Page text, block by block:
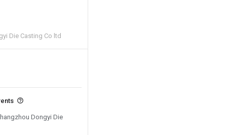
Die Casting Co ltd
Dongyi Die